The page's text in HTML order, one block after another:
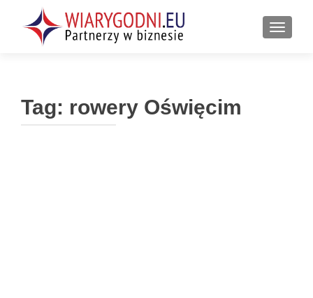
Tag: rowery Oświęcim